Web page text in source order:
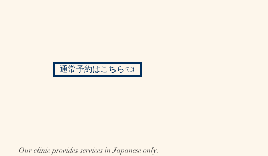
通常予約はこちら👈
Our clinic provides services in Japanese only.